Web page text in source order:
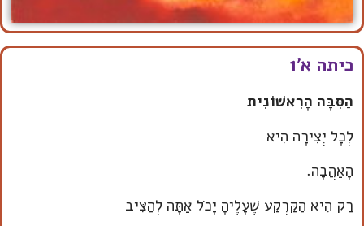
כיתה א'1
הַסִּבָּה הָרִאשׁוֹנִית
לְכָל יְצִירָה הִיא
הָאַהֲבָה.
רַק הִיא הַקַּרְקַע שֶׁעָלֶיהָ יָכֹל אַתָּה לְהַצִּיב